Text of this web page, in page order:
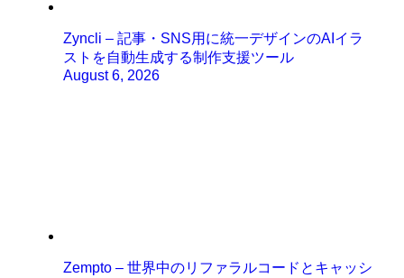
Zyncli – 記事・SNS用に統一デザインのAIイラ
ストを自動生成する制作支援ツール
August 6, 2026
Zempto – 世界中のリファラルコードとキャッシ